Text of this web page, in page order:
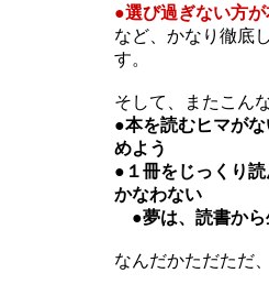
●選び過ぎない方
など、かなり徹底
す。
そして、またこん
●本を読むヒマが
めよう
●１冊をじっくり
かなわない
●夢は、読書から
なんだかただただ